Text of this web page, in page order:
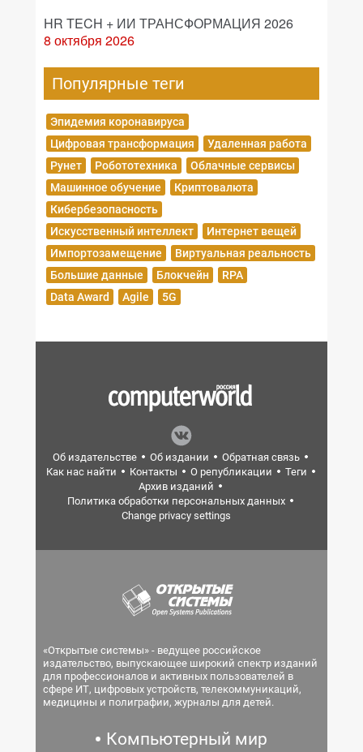
HR TECH + ИИ ТРАНСФОРМАЦИЯ 2026
8 октября 2026
Популярные теги
Эпидемия коронавируса
Цифровая трансформация
Удаленная работа
Рунет
Робототехника
Облачные сервисы
Машинное обучение
Криптовалюта
Кибербезопасность
Искусственный интеллект
Интернет вещей
Импортозамещение
Виртуальная реальность
Большие данные
Блокчейн
RPA
Data Award
Agile 5G
Об издательстве Об издании
Обратная связь
Как нас найти
Контакты О републикации
Теги
Архив изданий
Политика обработки персональных данных
Change privacy settings
«Открытые системы» - ведущее российское
издательство, выпускающее широкий спектр изданий
для профессионалов и активных пользователей в
сфере ИТ, цифровых устройств, телекоммуникаций,
медицины и полиграфии, журналы для детей.
Компьютерный мир